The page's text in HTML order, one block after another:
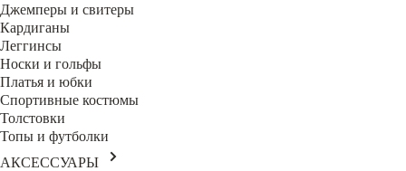
Джемперы и свитеры
Кардиганы
Леггинсы
Носки и гольфы
Платья и юбки
Спортивные костюмы
Толстовки
Топы и футболки
АКСЕССУАРЫ